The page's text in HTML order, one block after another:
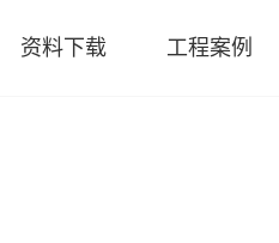
资料下载 工程案例